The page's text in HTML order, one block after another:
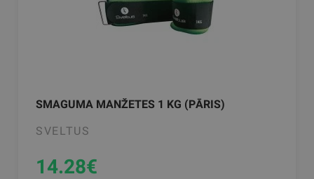
SMAGUMA MANŽETES 1 KG (PĀRIS)
SVELTUS
14.28€